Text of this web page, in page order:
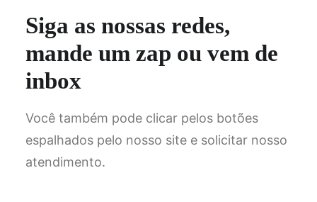
Siga as nossas redes,
mande um zap ou vem de
inbox
Você também pode clicar pelos botões
espalhados pelo nosso site e solicitar nosso
atendimento.